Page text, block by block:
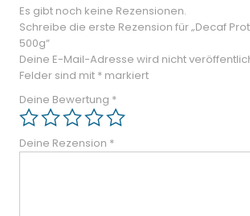
Es gibt noch keine Rezensionen.
Schreibe die erste Rezension für „Decaf
500g“
Deine E-Mail-Adresse wird nicht
Felder sind mit * markiert
Deine Bewertung *
Deine Rezension *